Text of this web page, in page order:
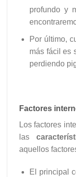
profundo y
Por último,
más fácil es
perdiendo
Factores
Los factores
las
aquellos
El principal